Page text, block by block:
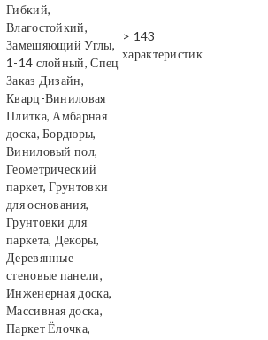
Гибкий,
Влагостойкий,
Замешяющий Углы,
1-14 слойный, Спец
Заказ Дизайн,
> 143
характеристик
Кварц-Виниловая
Плитка, Амбарная
доска, Бордюры,
Виниловый пол,
Геометрический
паркет, Грунтовки
для основания,
Грунтовки для
паркета, Декоры,
Деревянные
стеновые панели,
Инженерная доска,
Массивная доска,
Паркет Ёлочка,